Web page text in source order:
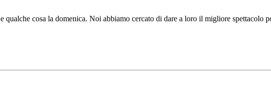
qualche cosa la domenica. Noi abbiamo cercato di dare a loro il migliore spettacolo